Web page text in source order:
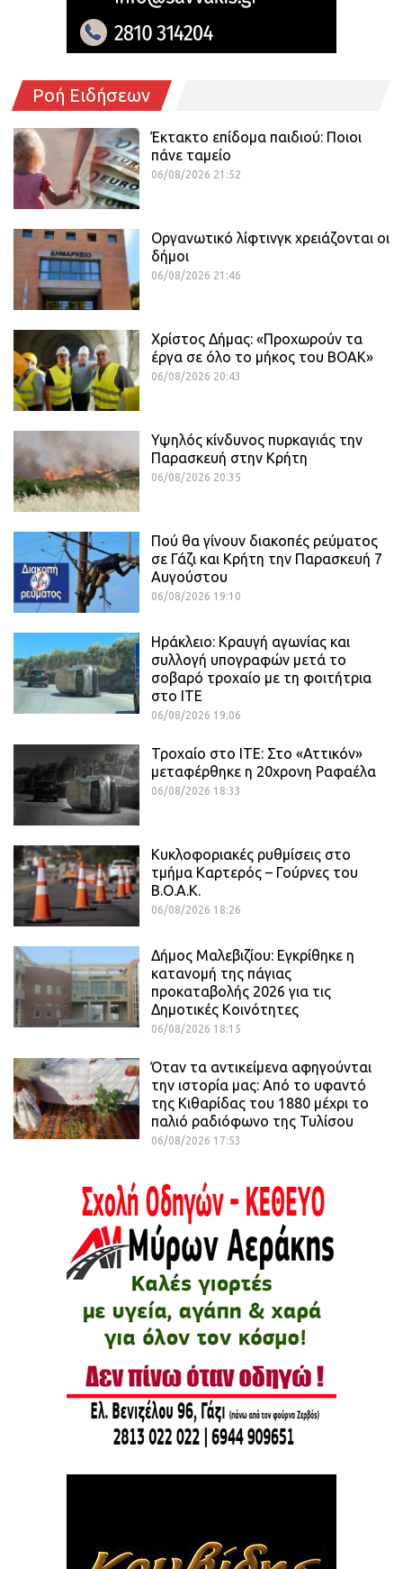
Ροή Ειδήσεων
Έκτακτο επίδομα παιδιού: Ποιοι
πάνε ταμείο
06/08/2026 21:52
Οργανωτικό λίφτινγκ χρειάζονται οι
δήμοι
06/08/2026 21:46
Χρίστος Δήμας: «Προχωρούν τα
έργα σε όλο το μήκος του ΒΟΑΚ»
06/08/2026 20:43
Υψηλός κίνδυνος πυρκαγιάς την
Παρασκευή στην Κρήτη
06/08/2026 20:35
Πού θα γίνουν διακοπές ρεύματος
σε Γάζι και Κρήτη την Παρασκευή 7
Αυγούστου
06/08/2026 19:10
Ηράκλειο: Κραυγή αγωνίας και
συλλογή υπογραφών μετά το
σοβαρό τροχαίο με τη φοιτήτρια
στο ΙΤΕ
06/08/2026 19:06
Τροχαίο στο ΙΤΕ: Στο «Αττικόν»
μεταφέρθηκε η 20χρονη Ραφαέλα
06/08/2026 18:33
Κυκλοφοριακές ρυθμίσεις στο
τμήμα Καρτερός – Γούρνες του
Β.Ο.Α.Κ.
06/08/2026 18:26
Δήμος Μαλεβιζίου: Εγκρίθηκε η
κατανομή της πάγιας
προκαταβολής 2026 για τις
Δημοτικές Κοινότητες
06/08/2026 18:15
Όταν τα αντικείμενα αφηγούνται
την ιστορία μας: Από το υφαντό
της Κιθαρίδας του 1880 μέχρι το
παλιό ραδιόφωνο της Τυλίσου
06/08/2026 17:53